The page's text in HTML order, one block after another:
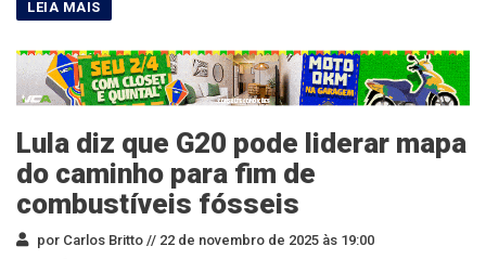
Lula diz que G20 pode liderar mapa
do caminho para fim de
combustíveis fósseis
por Carlos Britto // 22 de novembro de 2025 às 19:00